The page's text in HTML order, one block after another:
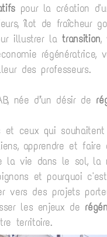
pour la création
îlot de fraîcheur
illustrer latransition,
régénératrice,
des professeurs.
née d’un désir de
et ceux qui
apprendre et faire
la vie dans le sol, la
et pourquoi
vers des projets
les enjeux de
territoire.